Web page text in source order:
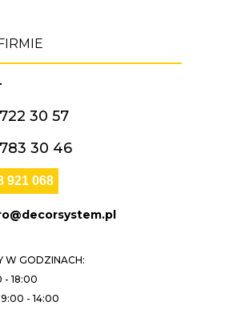
30 57
30 46
921 068
W GODZINACH:
- 18:00
- 14:00